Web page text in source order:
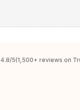
4.8/5(1,500+ reviews on